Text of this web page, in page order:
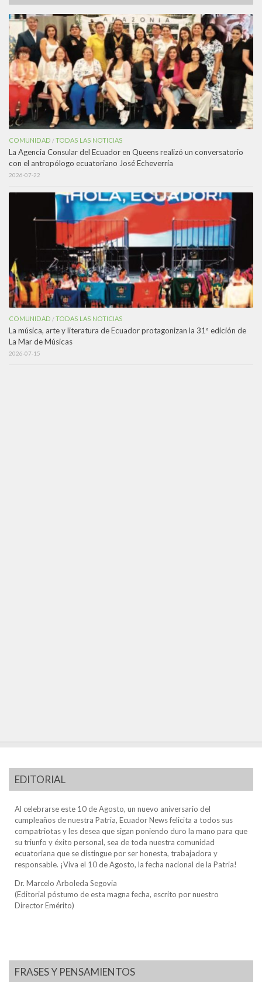
COMUNIDAD /TODAS LAS NOTICIAS
La Agencia Consular del Ecuador en Queens realizó un conversatorio
con el antropólogo ecuatoriano José Echeverría
2026-07-22
COMUNIDAD /TODAS LAS NOTICIAS
La música, arte y literatura de Ecuador protagonizan la 31ª edición de
La Mar de Músicas
2026-07-15
EDITORIAL
Al celebrarse este 10 de Agosto, un nuevo aniversario del
cumpleaños de nuestra Patria, Ecuador News felicita a todos sus
compatriotas y les desea que sigan poniendo duro la mano para que
su triunfo y éxito personal, sea de toda nuestra comunidad
ecuatoriana que se distingue por ser honesta, trabajadora y
responsable. ¡Viva el 10 de Agosto, la fecha nacional de la Patria!
Dr. Marcelo Arboleda Segovia
(Editorial póstumo de esta magna fecha, escrito por nuestro
Director Emérito)
FRASES Y PENSAMIENTOS